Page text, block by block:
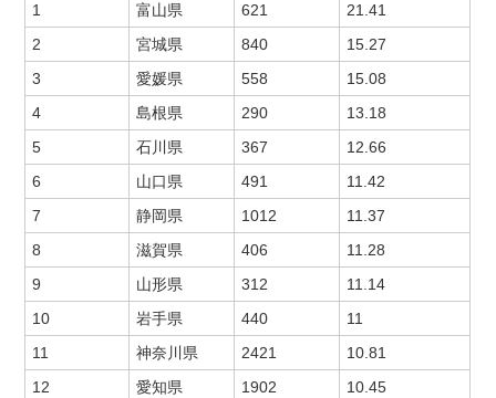
1
富山県 621
21.41
2
宮城県 840
15.27
3
愛媛県 558
15.08
4
島根県 290
13.18
5
石川県 367
12.66
6
山口県 491
11.42
7
静岡県 1012
11.37
8
滋賀県 406
11.28
9
山形県 312
11.14
10
岩手県 440
11
11
神奈川県 2421
10.81
12
愛知県 1902
10.45